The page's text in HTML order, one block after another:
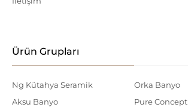
Ürün Grupları
Ng Kütahya Seramik
Aksu Banyo
Orka Banyo
Pure Concept